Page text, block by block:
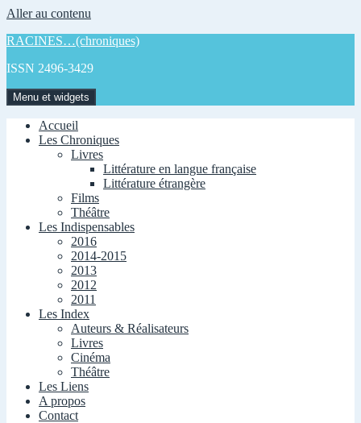
Aller au contenu
RACINES…(chroniques)
ISSN 2496-3429
Menu et widgets
Accueil
Les Chroniques
Livres
Littérature en langue française
Littérature étrangère
Films
Théâtre
Les Indispensables
2016
2014-2015
2013
2012
2011
Les Index
Auteurs & Réalisateurs
Livres
Cinéma
Théâtre
Les Liens
A propos
Contact